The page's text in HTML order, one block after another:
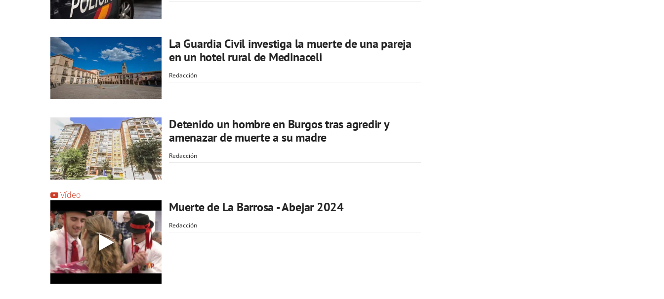
La Guardia Civil investiga la muerte de una pareja
en un hotel rural de Medinaceli
Redacción
Detenido un hombre en Burgos tras agredir y
amenazar de muerte a su madre
Redacción
Vídeo
Muerte de La Barrosa - Abejar 2024
Redacción